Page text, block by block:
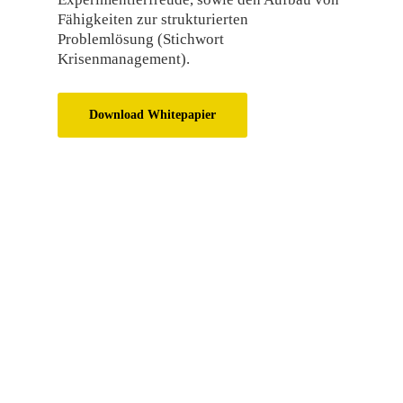
Fähigkeiten zur strukturierten
Problemlösung (Stichwort
Krisenmanagement).
Download Whitepapier